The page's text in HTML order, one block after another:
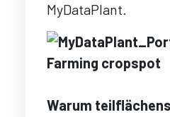
MyDataPlant.
Warum